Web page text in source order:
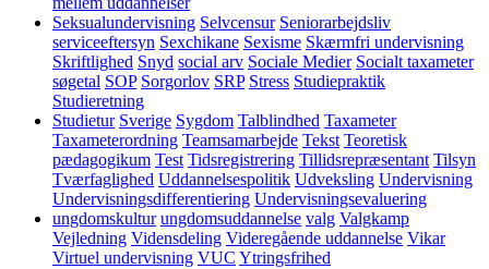
Seksualundervisning Selvcensur Seniorarbejdsliv
serviceeftersyn Sexchikane Sexisme Skærmfri undervisning
Skriftlighed Snyd social arv Sociale Medier Socialt taxameter
søgetal SOP Sorgorlov SRP Stress Studiepraktik
Studieretning
Studietur Sverige Sygdom Talblindhed Taxameter
Taxameterordning Teamsamarbejde Tekst Teoretisk
pædagogikum Test Tidsregistrering Tillidsrepræsentant Tilsyn
Tværfaglighed Uddannelsespolitik Udveksling Undervisning
Undervisningsdifferentiering Undervisningsevaluering
ungdomskultur ungdomsuddannelse valg Valgkamp
Vejledning Vidensdeling Videregående uddannelse Vikar
Virtuel undervisning VUC Ytringsfrihed